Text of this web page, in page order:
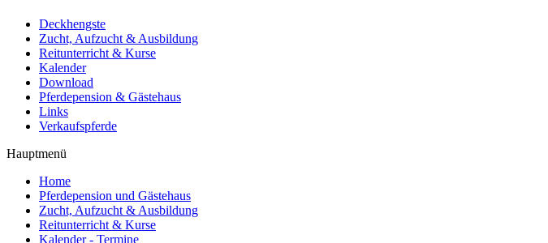
Deckhengste
Zucht, Aufzucht & Ausbildung
Reitunterricht & Kurse
Kalender
Download
Pferdepension & Gästehaus
Links
Verkaufspferde
Hauptmenü
Home
Pferdepension und Gästehaus
Zucht, Aufzucht & Ausbildung
Reitunterricht & Kurse
Kalender - Termine